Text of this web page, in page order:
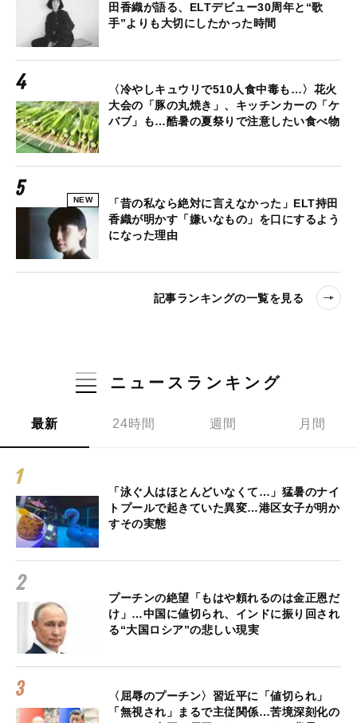
田香織が語る、ELTデビュー30周年と“歌
手”よりも大切にしたかった時間
〈冷やしキュウリで510人食中毒も…〉花火
大会の「豚の丸焼き」、キッチンカーの「ケ
バブ」も…酷暑の夏祭りで注意したい食べ物
NEW
「昔の私なら絶対に言えなかった」ELT持田
香織が明かす「嫌いなもの」を口にするよう
になった理由
記事ランキングの一覧を見る
ニュースランキング
最新 24時間 週間 月間
「泳ぐ人はほとんどいなくて…」猛暑のナイ
トプールで起きていた異変…港区女子が明か
すその実態
プーチンの絶望「もはや頼れるのは金正恩だ
け」…中国に値切られ、インドに振り回され
る“大国ロシア”の悲しい現実
〈屈辱のプーチン〉習近平に「値切られ」
「無視され」まるで主従関係…苦境深刻化の